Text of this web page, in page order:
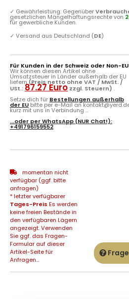
✓ Gewährleistung: Gegenüber
gesetzlichen Mängelhaftungsrechte von
für gewerbliche Kunden.
✓ Versand aus Deutschland (DE)
Für Kunden in der Schweiz oder Non-
Wir können diesen Artikel ohne
Umsatzsteuer in Länder außerhalb der EU
liefern(Preis netto ohne VAT / MwSt. /
USt.: 87.27 Euro zzgl. Steuern) .
Setze dich für Bestellungen außerhalb
der EU bitte per e-Mail an
kurz mit uns in Verbindung ...
...oder perWhatsApp (NUR Chat!):
+491796159552
momentan nicht
verfügbar (ggf. bitte
anfragen)
* letzter verfügbarer
Tages-Preis Es werden
keine freien Bestände in
den verfügbaren Lägern
angezeigt. Verwenden
Sie ggf. das Fragen-
Formular auf dieser
Artikel-Seite für
Anfragen...